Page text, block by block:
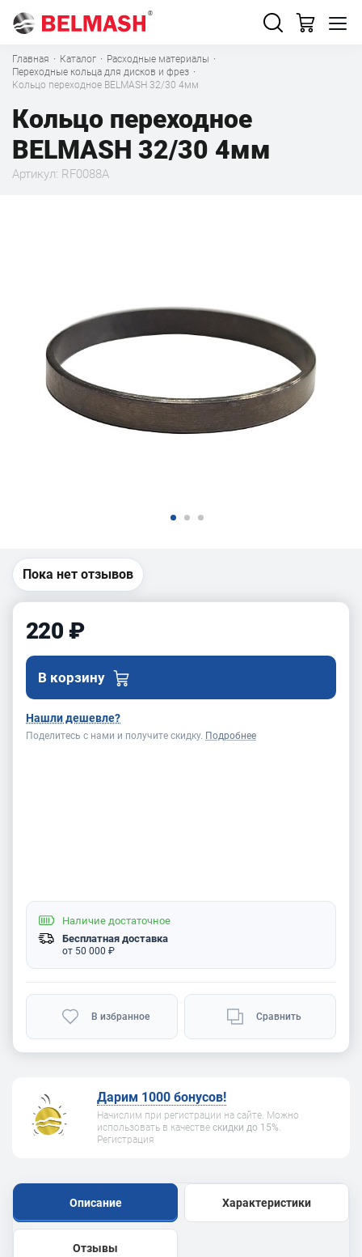
Главная · Каталог · Расходные материалы ·
Переходные кольца для дисков и фрез ·
Кольцо переходное BELMASH 32/30 4мм
Кольцо переходное
BELMASH 32/30 4мм
Артикул: RF0088A
Пока нет отзывов
220 ₽
В корзину
Нашли дешевле?
Поделитесь с нами и получите скидку. Подробнее
Наличие достаточное
Бесплатная доставка
от 50 000 ₽
В избранное Сравнить
Дарим 1000 бонусов!
Начислим при регистрации на сайте. Можно
использовать в качестве скидки до 15%.
Регистрация
Описание Характеристики
Отзывы